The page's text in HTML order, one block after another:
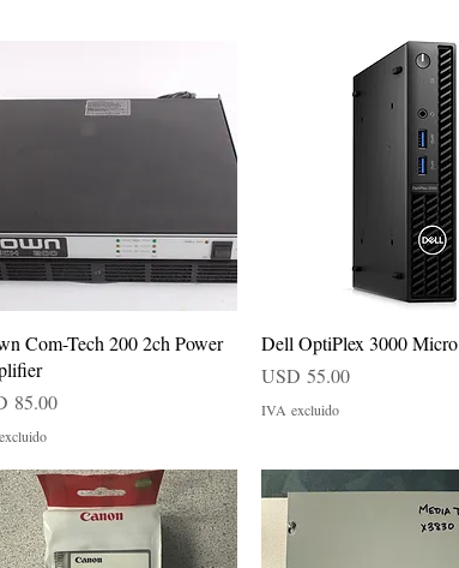
Vista rápida
Com-Tech 200 2ch Power
85.00
Vista rápida
Dell OptiPlex 3000 Micro
Precio
USD 55.00
IVA excluido